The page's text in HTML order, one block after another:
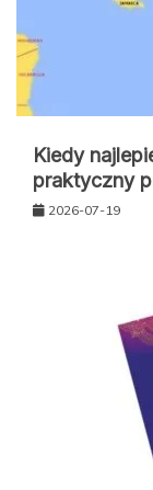
Kiedy
praktyczny
2026-07-19